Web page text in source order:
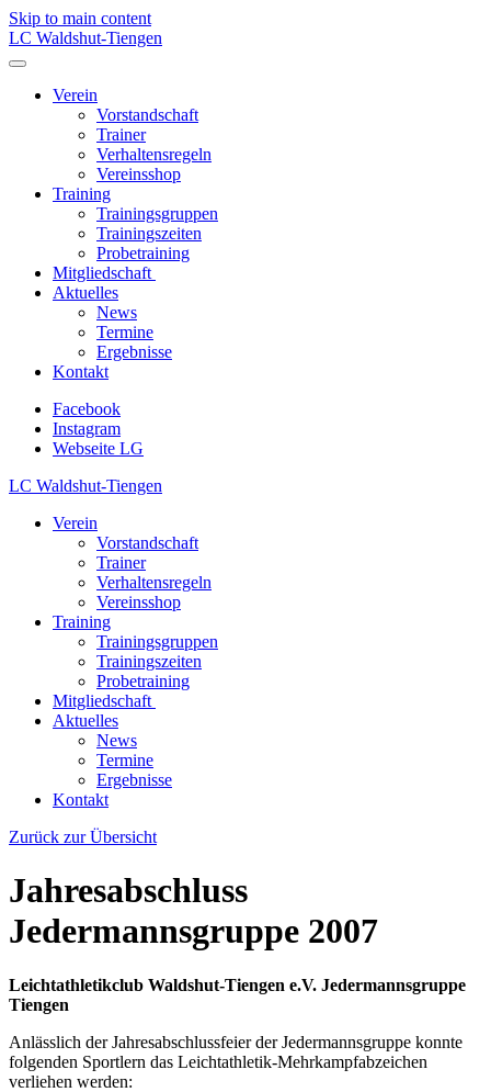
Skip to main content
LC Waldshut-Tiengen
Verein
Vorstandschaft
Trainer
Verhaltensregeln
Vereinsshop
Training
Trainingsgruppen
Trainingszeiten
Probetraining
Mitgliedschaft
Aktuelles
News
Termine
Ergebnisse
Kontakt
Facebook
Instagram
Webseite LG
LC Waldshut-Tiengen
Verein
Vorstandschaft
Trainer
Verhaltensregeln
Vereinsshop
Training
Trainingsgruppen
Trainingszeiten
Probetraining
Mitgliedschaft
Aktuelles
News
Termine
Ergebnisse
Kontakt
Zurück zur Übersicht
Jahresabschluss
Jedermannsgruppe 2007
Leichtathletikclub Waldshut-Tiengen e.V. Jedermannsgruppe
Tiengen
Anlässlich der Jahresabschlussfeier der Jedermannsgruppe konnte
folgenden Sportlern das Leichtathletik-Mehrkampfabzeichen
verliehen werden: